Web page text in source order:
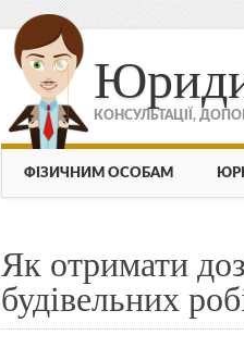
КОНСУЛЬТАЦІЇ,
МЕНЮ
Skip to content
ФІЗИЧНИМ ОСОБАМ
Як отримати
будівельних